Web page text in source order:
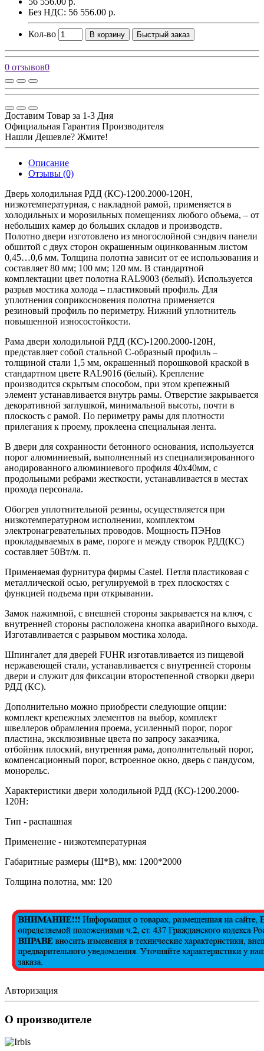
Без НДС: 56 556.00 р.
Кол-во В корзину Быстрый заказ
0 отзывов0
Доставим Товар за 1-3 Дня
Официальная Гарантия Производителя
Нашли Дешевле? Жмите!
Описание
Отзывы (0)
Дверь холодильная РДД (КС)-1200.2000-120Н,
низкотемпературная, с накладной рамой, применяется в
холодильных и морозильных помещениях любого объема, – от
небольших камер до больших складов и производств.
Полотно двери изготовлено из многослойной сэндвич панели
обшитой с двух сторон окрашенным оцинкованным листом
0,45…0,6 мм. Толщина полотна зависит от ее использования и
составляет 80 мм; 100 мм; 120 мм. В стандартной
комплектации цвет полотна RAL9003 (белый). Используется
разрыв мостика холода – пластиковый профиль. Для
уплотнения соприкосновения полотна применяется
резиновый профиль по периметру. Нижний уплотнитель
повышенной износостойкости.
Рама двери холодильной РДД (КС)-1200.2000-120Н,
представляет собой стальной С-образный профиль –
толщиной стали 1,5 мм, окрашенный порошковой краской в
стандартном цвете RAL9016 (белый). Крепление
производится скрытым способом, при этом крепежный
элемент устанавливается внутрь рамы. Отверстие закрывается
декоративной заглушкой, минимальной высоты, почти в
плоскость с рамой. По периметру рамы для плотности
прилегания к проему, проклеена специальная лента.
В двери для сохранности бетонного основания, используется
порог алюминиевый, выполненный из специализированного
анодированного алюминиевого профиля 40х40мм, с
продольными ребрами жесткости, устанавливается в местах
прохода персонала.
Обогрев уплотнительной резины, осуществляется при
низкотемпературном исполнении, комплектом
электронагревательных проводов. Мощность ПЭНов
прокладываемых в раме, пороге и между створок РДД(КС)
составляет 50Вт/м. п.
Применяемая фурнитура фирмы Castel. Петля пластиковая с
металлической осью, регулируемой в трех плоскостях с
функцией подъема при открывании.
Замок нажимной, с внешней стороны закрывается на ключ, с
внутренней стороны расположена кнопка аварийного выхода.
Изготавливается с разрывом мостика холода.
Шпингалет для дверей FUHR изготавливается из пищевой
нержавеющей стали, устанавливается с внутренней стороны
двери и служит для фиксации второстепенной створки двери
РДД (КС).
Дополнительно можно приобрести следующие опции:
комплект крепежных элементов на выбор, комплект
швеллеров обрамления проема, усиленный порог, порог
пластина, эксклюзивные цвета по запросу заказчика,
отбойник плоский, внутренняя рама, дополнительный порог,
компенсационный порог, встроенное окно, дверь с пандусом,
монорельс.
Характеристики двери холодильной РДД (КС)-1200.2000-
120Н:
Тип - распашная
Применение - низкотемпературная
Габаритные размеры (Ш*В), мм: 1200*2000
Толщина полотна, мм: 120
Авторизация
О производителе